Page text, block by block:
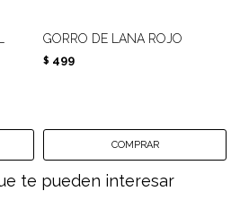
GORRO DE LANA ROJO
$ 499
te pueden interesar